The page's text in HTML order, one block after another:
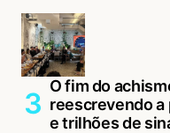
O fim do
reescrevendo a
e trilhões de